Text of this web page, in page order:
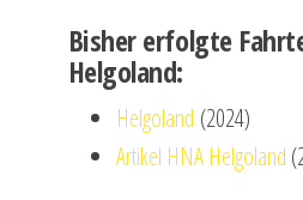
Bisher erfolgte
Helgoland:
Helgoland (2024)
Artikel HNA Helgoland